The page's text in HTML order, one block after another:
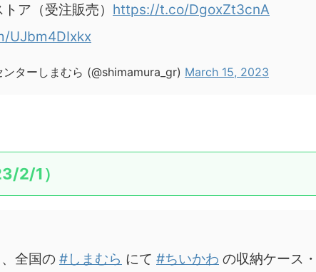
ア（受注販売） https://t.co/DgoxZt3cnA
UJbm4DIxkx
ターしまむら (@shimamura_gr) March 15, 2023
2/1）
全国の #しまむら にて #ちいかわ の収納ケース